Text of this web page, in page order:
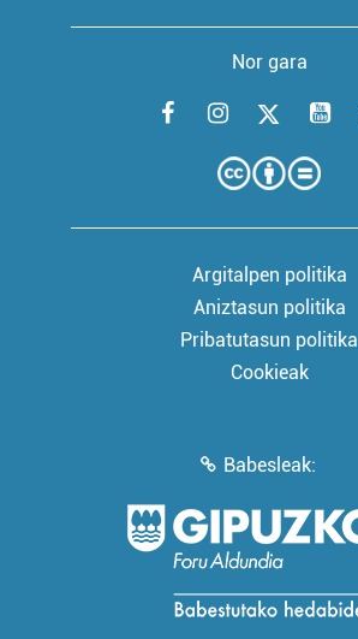
Nor gara
Argitalpen politika
Aniztasun politika
Pribatutasun politika
Cookieak
Babesleak: